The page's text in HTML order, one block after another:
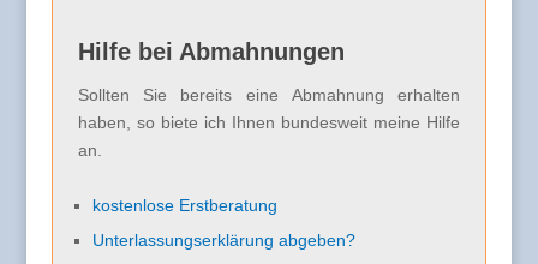
Hilfe bei Abmahnungen
Sollten Sie bereits eine Abmahnung erhalten
haben, so biete ich Ihnen bundesweit meine Hilfe
an.
kostenlose Erstberatung
Unterlassungserklärung abgeben?